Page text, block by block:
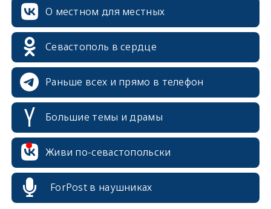
О местном для местных
Севастополь в сердце
Раньше всех и прямо в телефон
Большие темы и драмы
Живи по-севастопольски
ForPost в наушниках